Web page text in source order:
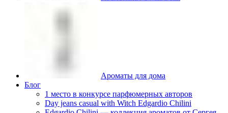
Ароматы для дома
Блог
1 место в конкурсе парфюмерных авторов
Day jeans casual with Witch Edgardio Chilini